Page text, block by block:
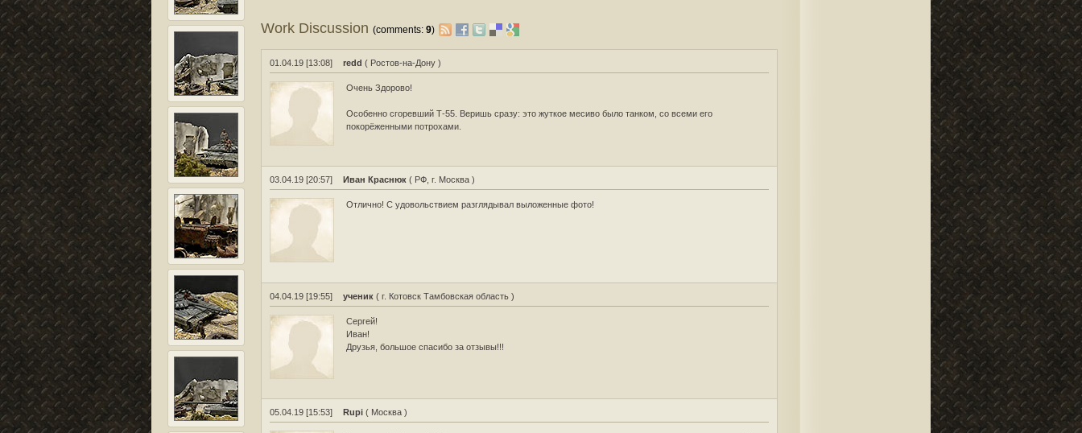
Work Discussion(comments:9)
01.04.19 [13:08] redd ( Ростов-на-Дону )
Очень Здорово!
Особенно сгоревший Т-55. Веришь сразу: это жуткое месиво было танком, со всеми его
покорёженными потрохами.
03.04.19 [20:57] Иван Краснюк ( РФ, г. Москва )
Отлично! С удовольствием разглядывал выложенные фото!
04.04.19 [19:55] ученик ( г. Котовск Тамбовская область )
Сергей!
Иван!
Друзья, большое спасибо за отзывы!!!
05.04.19 [15:53] Rupi ( Москва )